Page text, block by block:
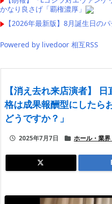
かなり良さげ「覇権濃厚」
【2026年最新版】8月誕生日の
Powered by livedoor 相互RSS
【消え去れ来店演者】
格は成果報酬型にしたら
どうですか？」
2025年7月7日 ホール・業